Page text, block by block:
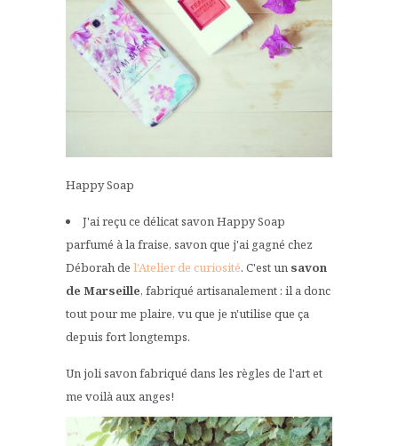
Happy Soap
J'ai reçu ce délicat savon Happy Soap
parfumé à la fraise, savon que j'ai gagné chez
Déborah de l'Atelier de curiosité. C'est un savon
de Marseille, fabriqué artisanalement : il a donc
tout pour me plaire, vu que je n'utilise que ça
depuis fort longtemps.
Un joli savon fabriqué dans les règles de l'art et
me voilà aux anges!